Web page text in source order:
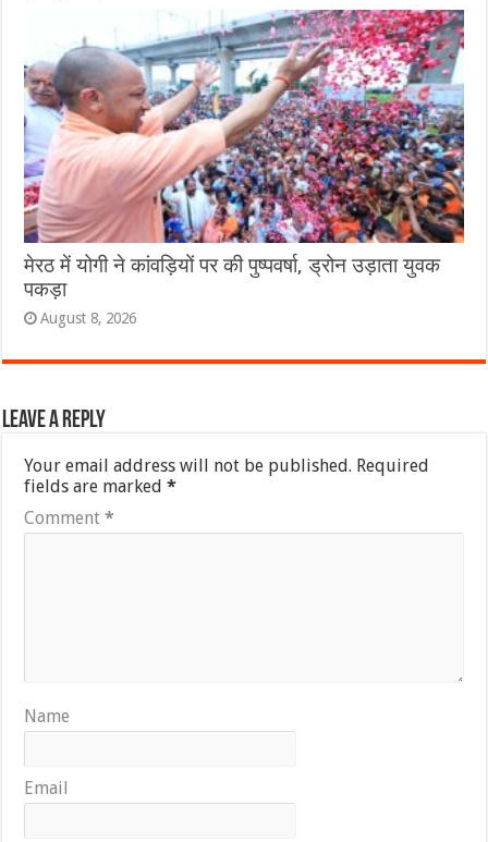
मेरठ में योगी ने कांवड़ियों पर की पुष्पवर्षा, ड्रोन उड़ाता युवक
पकड़ा
August 8, 2026
Leave a Reply
Your email address will not be published. Required
fields are marked*
Comment*
Name
Email